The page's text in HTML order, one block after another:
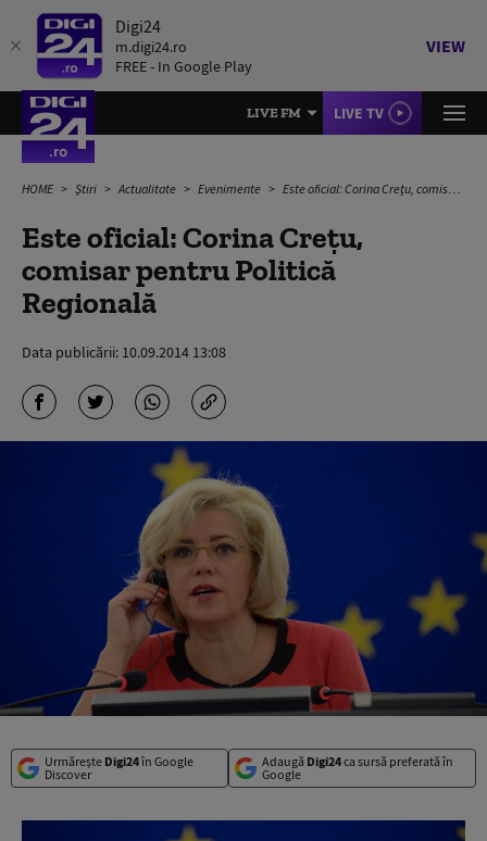
Digi24
m.digi24.ro
FREE - In Google Play
VIEW
LIVE FM LIVE TV
HOME Știri Actualitate Evenimente Este oficial: Corina Creţu, comisar pentru Politică Regională
Este oficial: Corina Creţu,
comisar pentru Politică
Regională
Data publicării: 10.09.2014 13:08
Urmărește Digi24în Google
Discover
Adaugă Digi24ca sursă preferată în
Google